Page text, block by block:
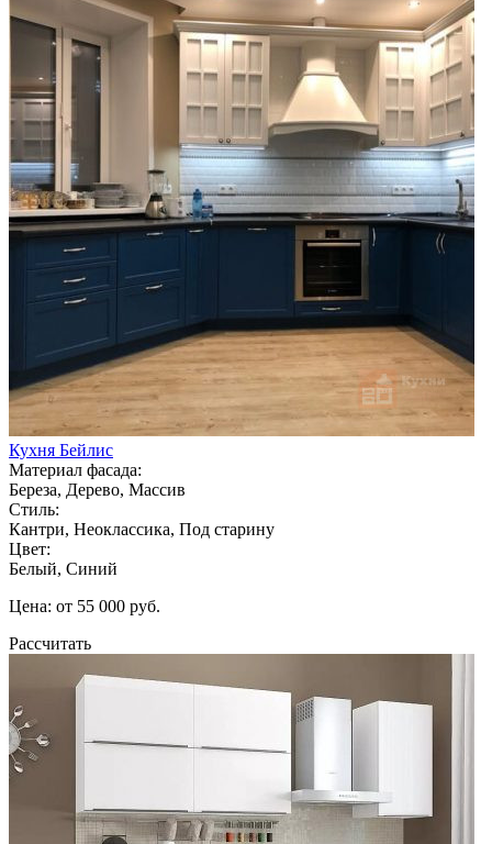
Кухня Бейлис
Материал фасада:
Береза, Дерево, Массив
Стиль:
Кантри, Неоклассика, Под старину
Цвет:
Белый, Синий
Цена: от 55 000 руб.
Рассчитать